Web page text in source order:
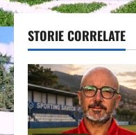
t
n
a
v
STORIE CORRELATE